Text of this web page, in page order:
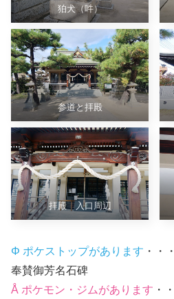
狛犬（吽）
参道と拝殿
拝殿 入口周辺
Φ ポケストップがあります ・・
奉賛御芳名石碑
Å ポケモン・ジムがあります ・